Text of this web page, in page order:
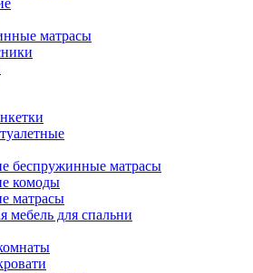
матрасы
беспружинные матрасы
комоды
матрасы
мебель для спальни